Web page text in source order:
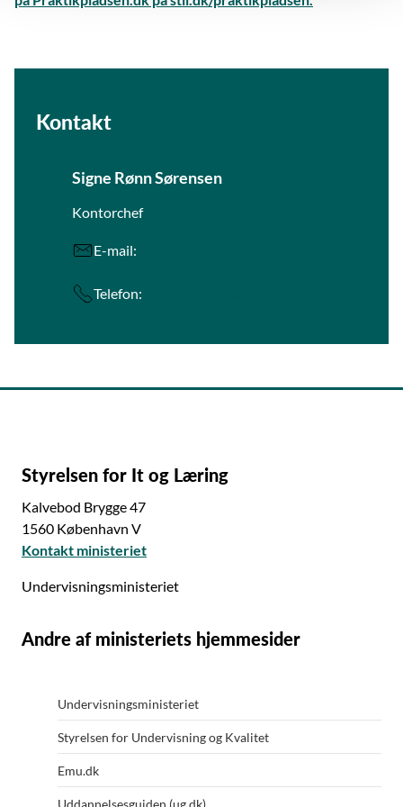
Kontakt
Signe Rønn Sørensen
Kontorchef
E-mail:
Telefon:
Styrelsen for It og Læring
Kalvebod Brygge 47
1560 København V
Kontakt ministeriet
Undervisningsministeriet
Andre af ministeriets hjemmesider
Undervisningsministeriet
Styrelsen for Undervisning og Kvalitet
Emu.dk
Uddannelsesguiden (ug.dk)